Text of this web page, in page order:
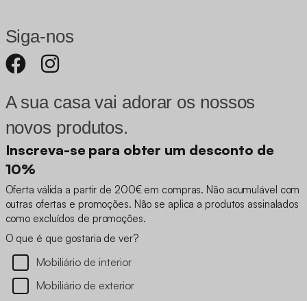
Siga-nos
A sua casa vai adorar os nossos
novos produtos.
Inscreva-se para obter um desconto de
10%
Oferta válida a partir de 200€ em compras. Não acumulável com
outras ofertas e promoções. Não se aplica a produtos assinalados
como excluídos de promoções.
O que é que gostaria de ver?
Mobiliário de interior
Mobiliário de exterior